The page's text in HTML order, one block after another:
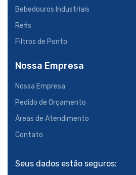
Bebedouros Industriais
Refis
Filtros de Ponto
Nossa Empresa
Nossa Empresa
Pedido de Orçamento
Áreas de Atendimento
Contato
Seus dados estão seguros: